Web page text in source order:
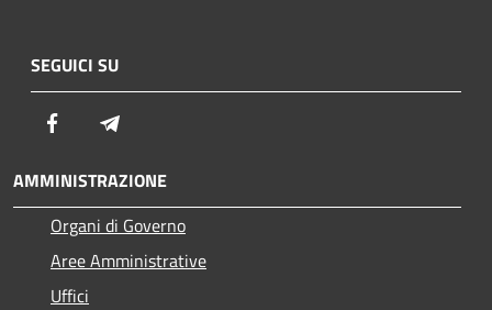
SEGUICI SU
Facebook
AMMINISTRAZIONE
Organi di Governo
Aree Amministrative
Uffici